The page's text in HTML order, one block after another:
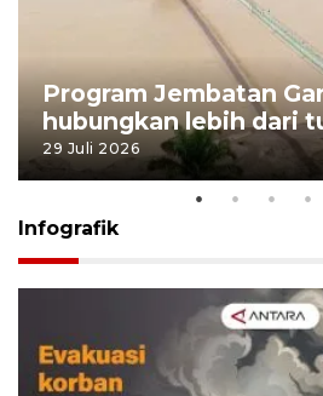
Program Jembatan
hubungkan lebih dari
29 Juli 2026
Infografik